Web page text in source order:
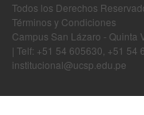
Todos los Derechos
Términos y Condiciones
Campus San Lázaro - Quinta
| Telf: +51 54 605630, +51 54
institucional@ucsp.edu.pe